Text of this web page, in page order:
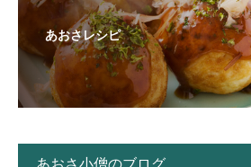
あおさレシピ